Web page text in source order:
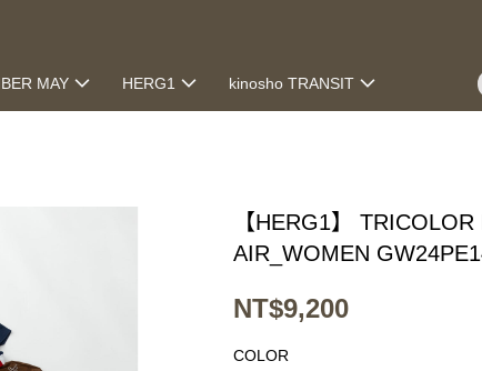
MAY HERG1 kinosho TRANSIT
【HERG1】
AIR_WOMEN
NT$9,200
COLOR